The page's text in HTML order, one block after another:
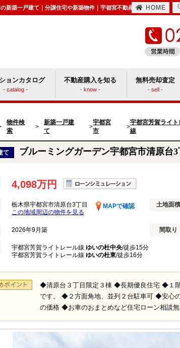
ブルーミングガーデン宇都宮市清原台3丁目 3号棟 栃木県宇都宮市清原台3丁目｜4,098万円の新築一戸建て｜分譲住宅や新築物件｜宇都宮不動産株式会社 HOME
ョンカタログ
- catalog -
不動産購入を知る
- know -
無料売却査定
- sell -
物件検
索
>
新築一戸建
て
>
宇都宮
市
>
宇都宮芳賀ライト
線
て ブルーミングガーデン宇都宮市清原
4,098万円
栃木県宇都宮市清原台3丁目
MAPで確認
この地域周辺の物件を見る
土地面積
2026年9月築 間取り
宇都宮芳賀ライトレール線 ゆいの杜中央/徒歩15分
宇都宮芳賀ライトレール線 ゆいの杜東/徒歩16分
◆清原台３丁目限定３棟 ◆長期優良住宅 ◆１
です。 ◆２方面角地、並列２台駐車可 ◆安
の価格 ◆お車のおまとめなど住宅ローン相談無